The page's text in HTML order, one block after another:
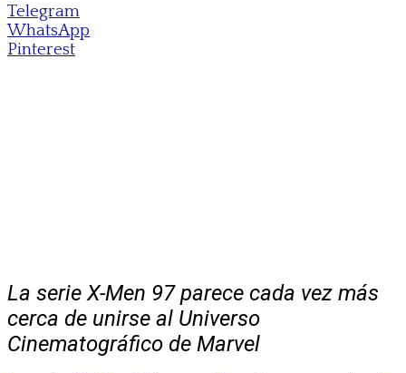
Telegram
WhatsApp
Pinterest
La serie X-Men 97 parece cada vez más
cerca de unirse al Universo
Cinematográfico de Marvel